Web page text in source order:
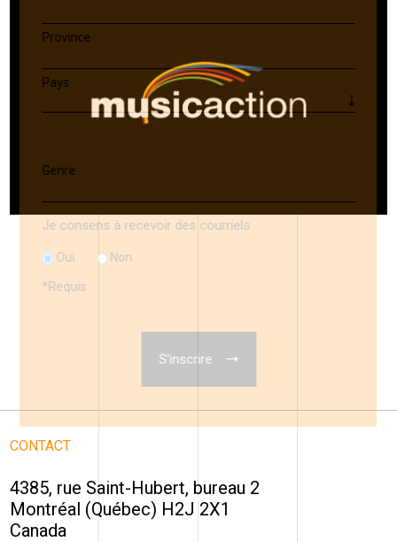
CONTACT
4385, rue Saint-Hubert, bureau 2
Montréal (Québec) H2J 2X1
Canada
Province
Pays
Genre
Je consens à recevoir des courriels
Oui Non
*Requis